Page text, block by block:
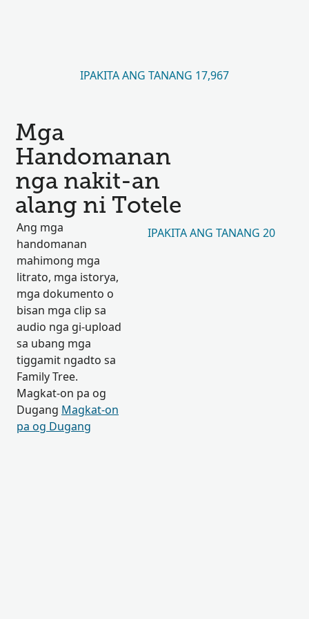
IPAKITA ANG TANANG 17,967
Mga
Handomanan
nga nakit-an
alang ni Totele
Ang mga
handomanan
mahimong mga
litrato, mga istorya,
mga dokumento o
bisan mga clip sa
audio nga gi-upload
sa ubang mga
tiggamit ngadto sa
Family Tree.
Magkat-on pa og
Dugang Magkat-on
pa og Dugang
IPAKITA ANG TANANG 20